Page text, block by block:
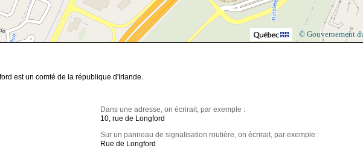
© Gouvernement
est un comté de la république d'Irlande.
Dans une adresse, on écrirait, par exemple :
10, rue de Longford
Sur un panneau de signalisation routière, on écrirait, par exemple :
Rue de Longford